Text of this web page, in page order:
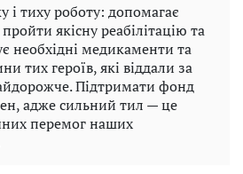
і тиху роботу: допомагає
якісну реабілітацію та
необхідні медикаменти та
тих героїв, які віддали за
Підтримати фонд
адже сильний тил — це
перемог наших